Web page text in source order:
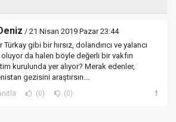
/ 21 Nisan 2019 Pazar 23:44
Türkay gibi bir hırsız, dolandırıcı ve yalancı
oluyor da halen böyle değerli bir vakfın
kurulunda yer alıyor? Merak edenler,
gezisini araştırsın...
(0) (0)